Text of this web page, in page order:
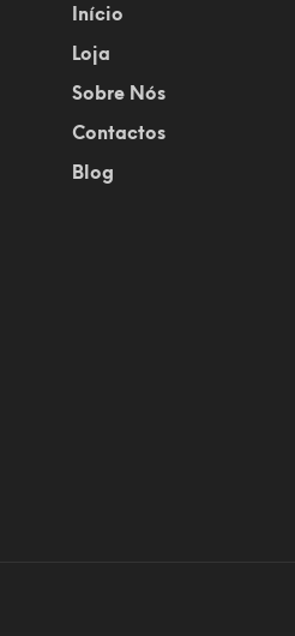
Início
Loja
Sobre Nós
Contactos
Blog